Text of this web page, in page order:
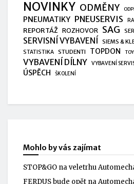
NOVINKY ODMĚNY
PNEUMATIKY PNEUSERVIS
REPORTÁŽ ROZHOVOR SAG
SERVISNÍ VYBAVENÍ SIEMS &
STATISTIKA STUDENTI TOPDON
VYBAVENÍ DÍLNY VYBAVENÍ
ÚSPĚCH ŠKOLENÍ
Mohlo by vás zajímat
STOP&GO na veletrhu
FERDUS bude opět na